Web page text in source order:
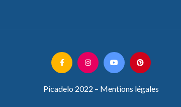
Picadelo 2022 – Mentions légales